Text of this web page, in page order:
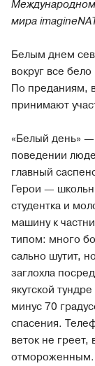
мира
Белым днем
вокруг все
По преданиям,
принимают
«Белый день»
поведении
главный
Герои —
студентка и
машину к
типом: много
сально шутит,
заглохла
якутской
минус 70
спасения.
веток не греет,
отмороженным.